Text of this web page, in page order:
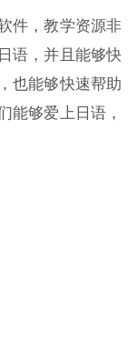
件，教学资源非
语，并且能够快
也能够快速帮助
能够爱上日语，